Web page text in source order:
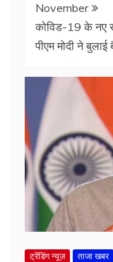
November
कोविड-19 के नए
पीएम मोदी ने
ट्रेंडिंग न्यूज़ ताजा खबर